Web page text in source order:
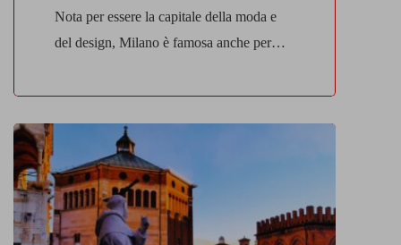
Nota per essere la capitale della moda e
del design, Milano è famosa anche per
storia ed innovazione. Ogni suo angolo
racconta una storia. Allo stesso tempo è
anche una metropoli che volge il suo
sguardo costantemente al futuro. Milano,
eleganza senza tempo Ogni angolo della
città racconta […]